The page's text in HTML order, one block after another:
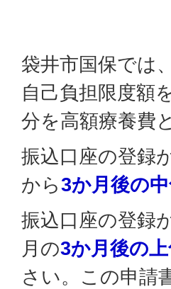
袋井市国保では
自己負担限度額
分を高額療養費
振込口座の登録
から3か月後の
振込口座の登録
月の3か月後の
さい。この申請